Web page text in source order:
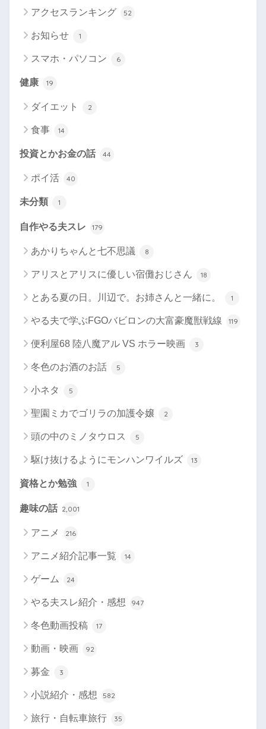
アクセスランキング 52
お知らせ 1
スマホ・パソコン 6
健康 19
ダイエット 2
食事 14
投資とかお金の話 44
ポイ活 40
未分類 1
自作やる夫スレ 179
あかりちゃんと七不思議 8
アリスとアリスに優しい宿儺おじさん 18
とある夏の日。川辺で。お姉さんと一緒に。 1
やる夫で学ぶFGOバビロンの大富豪魔獣戦線 119
便利屋68 陸八魔アル VS ホラー映画 3
冬色のお酒のお話 5
小ネタ 5
聖園ミカでゴリラの加護令嬢 2
頭の中のミノタウロス 5
駆け抜けるようにモンハンワイルズ 13
資格とか勉強 1
趣味の話 2,001
アニメ 216
アニメ紹介記事一覧 14
ゲーム 24
やる夫スレ紹介・感想 947
冬色動画投稿 17
動画・映画 92
募金 3
小説紹介・感想 582
旅行・自転車旅行 35